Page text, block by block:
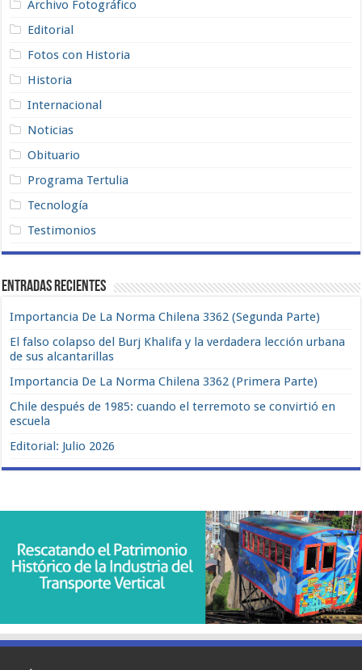
Archivo Fotográfico
Editorial
Fotos con Historia
Historia
Internacional
Noticias
Obituario
Programa Tertulia
Tecnología
Testimonios
Entradas recientes
Importancia De La Norma Chilena 3362 (Segunda Parte)
El falso colapso del Burj Khalifa y la verdadera lección urbana
de sus alcantarillas
Importancia De La Norma Chilena 3362 (Primera Parte)
Chile después de 1985: cuando el terremoto se convirtió en
escuela
Editorial: Julio 2026